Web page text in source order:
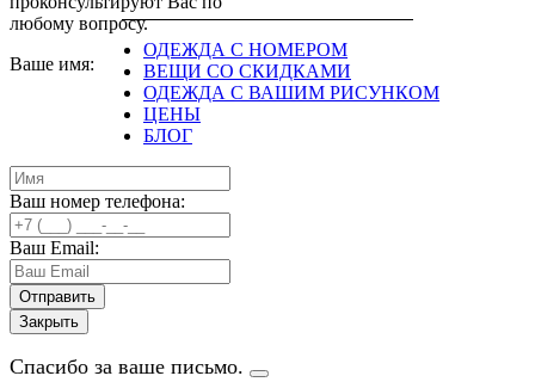
ОДЕЖДА С НОМЕРОМ
ВЕЩИ СО СКИДКАМИ
ОДЕЖДА С ВАШИМ РИСУНКОМ
ЦЕНЫ
БЛОГ
любому вопросу.
Ваше имя:
Ваш номер телефона:
Ваш Email:
Закрыть
Спасибо за ваше письмо.